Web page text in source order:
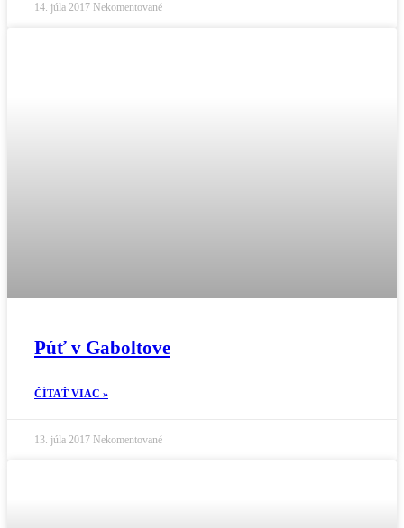
14. júla 2017 Nekomentované
Púť v Gaboltove
ČÍTAŤ VIAC »
13. júla 2017 Nekomentované